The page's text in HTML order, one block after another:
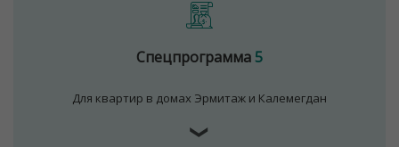
Спецпрограмма5
Для квартир в домах Эрмитаж и Калемегдан
❯